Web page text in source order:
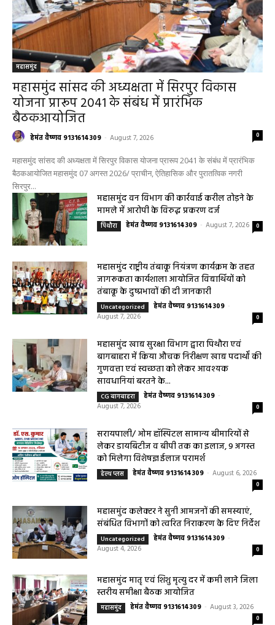
महासमुंद
महासमुंद सांसद की अध्यक्षता में सिरपुर विकास
योजना प्रारूप 2041 के संबंध में प्रारंभिक
बैठकआयोजित
हेमंत वैष्णव 9131614309 - August 7, 2026 0
महासमुंद सांसद की अध्यक्षता में सिरपुर विकास योजना प्रारूप 2041 के संबंध में प्रारंभिक
बैठकआयोजित महासमुंद 07 अगस्त 2026/ प्राचीन, ऐतिहासिक और पुरातत्विक नगरी
सिरपुर...
महासमुंद वन विभाग की कार्रवाई करील तोड़ने के
मामले में आरोपी के विरुद्ध प्रकरण दर्ज
पिथौरा हेमंत वैष्णव 9131614309 - August 7, 2026 0
महासमुंद राष्ट्रीय तंबाकू नियंत्रण कार्यक्रम के तहत
जागरूकता कार्यशाला आयोजित विद्यार्थियों को
तंबाकू के दुष्प्रभावों की दी जानकारी
Uncategorized हेमंत वैष्णव 9131614309 -
August 7, 2026
0
महासमुंद खाद्य सुरक्षा विभाग द्वारा पिथौरा एवं
बागबाहरा में किया औचक निरीक्षण खाद्य पदार्थों की
गुणवत्ता एवं स्वच्छता को लेकर आवश्यक
सावधानियां बरतने के...
CG बागबाहरा हेमंत वैष्णव 9131614309 -
August 7, 2026
0
सरायपाली/ ओम हॉस्पिटल सामान्य बीमारियों से
लेकर डायबिटीज व बीपी तक का इलाज, 9 अगस्त
को मिलेगा विशेषज्ञ ईलाज परामर्श
हेल्थ प्लस हेमंत वैष्णव 9131614309 - August 6, 2026
0
महासमुंद कलेक्टर ने सुनी आमजनों की समस्याएं,
संबंधित विभागों को त्वरित निराकरण के दिए निर्देश
Uncategorized हेमंत वैष्णव 9131614309 -
August 4, 2026
0
महासमुंद मातृ एवं शिशु मृत्यु दर में कमी लाने जिला
स्तरीय समीक्षा बैठक आयोजित
महासमुंद हेमंत वैष्णव 9131614309 - August 3, 2026
0